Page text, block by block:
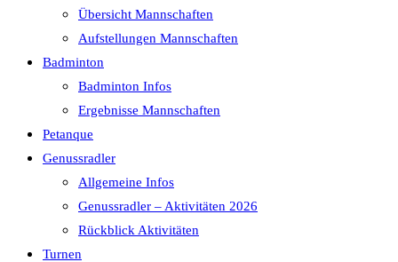
Übersicht Mannschaften
Aufstellungen Mannschaften
Badminton
Badminton Infos
Ergebnisse Mannschaften
Petanque
Genussradler
Allgemeine Infos
Genussradler – Aktivitäten 2026
Rückblick Aktivitäten
Turnen